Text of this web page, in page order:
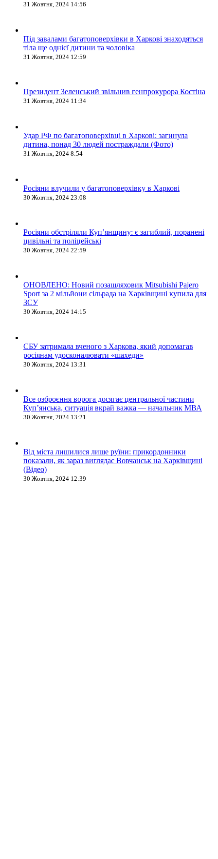
31 Жовтня, 2024 14:56
Під завалами багатоповерхівки в Харкові знаходяться
тіла ще однієї дитини та чоловіка
31 Жовтня, 2024 12:59
Президент Зеленський звільнив генпрокурора Костіна
31 Жовтня, 2024 11:34
Удар РФ по багатоповерхівці в Харкові: загинула
дитина, понад 30 людей постраждали (Фото)
31 Жовтня, 2024 8:54
Росіяни влучили у багатоповерхівку в Харкові
30 Жовтня, 2024 23:08
Росіяни обстріляли Купʼянщину: є загиблий, поранені
цивільні та поліцейські
30 Жовтня, 2024 22:59
ОНОВЛЕНО: Новий позашляховик Mitsubishi Pajero
Sport за 2 мільйони сільрада на Харківщині купила для
ЗСУ
30 Жовтня, 2024 14:15
СБУ затримала вченого з Харкова, який допомагав
росіянам удосконалювати «шахеди»
30 Жовтня, 2024 13:31
Все озброєння ворога досягає центральної частини
Куп’янська, ситуація вкрай важка — начальник МВА
30 Жовтня, 2024 13:21
Від міста лишилися лише руїни: прикордонники
показали, як зараз виглядає Вовчанськ на Харківщині
(Відео)
30 Жовтня, 2024 12:39